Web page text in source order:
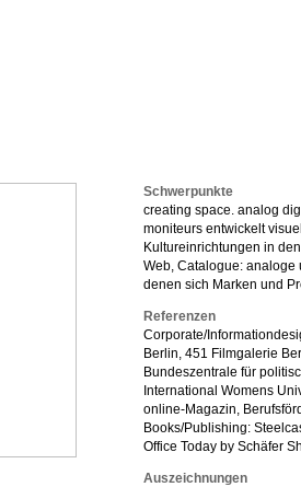
Schwerpunkte
creating space. analog
moniteurs entwickelt
Kultureinrichtungen in
Web, Catalogue:
denen sich Marken und
Referenzen
Corporate/
Berlin, 451 Filmgalerie
Bundeszentrale für
International Womens
online-Magazin,
Books/Publishing:
Office Today by Schäfer
Auszeichnungen